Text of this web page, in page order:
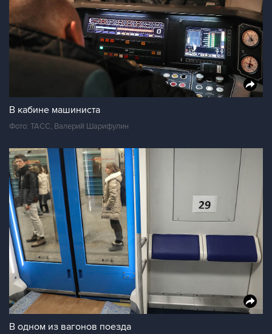
В кабине машиниста
Фото: ТАСС, Валерий Шарифулин
В одном из вагонов поезда